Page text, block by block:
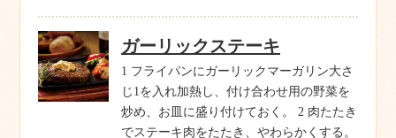
ガーリックステーキ
1 フライパンにガーリックマーガリン大さ
じ1を入れ加熱し、付け合わせ用の野菜を
炒め、お皿に盛り付けておく。 2 肉たたき
でステーキ肉をたたき、やわらかくする。